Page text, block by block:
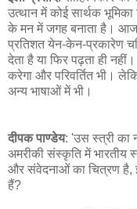
उत्थान में कोई सार्थक
के मन में जगह बनाता है।
प्रतिशत येन-केन-प्रकारेण
देता है या फिर पढ़ता ही
करेगा और परिवर्तित भी।
अन्य भाषाओं में भी।
दीपक पाण्डेय: 'उस स्त्री का
अमरीकी संस्कृति में भारतीय
और संवेदनाओं का चित्रण है,
हैं?